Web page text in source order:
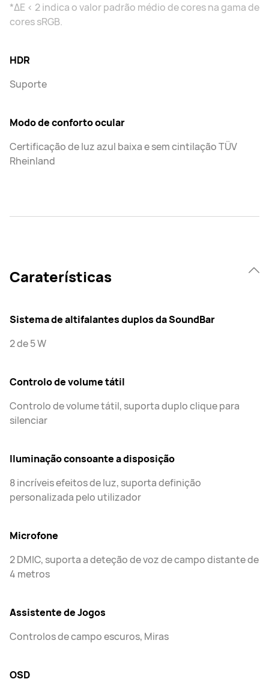
*ΔE < 2 indica o valor padrão médio de cores na gama de
cores sRGB.
HDR
Suporte
Modo de conforto ocular
Certificação de luz azul baixa e sem cintilação TÜV
Rheinland
Caraterísticas
Sistema de altifalantes duplos da SoundBar
2 de 5 W
Controlo de volume tátil
Controlo de volume tátil, suporta duplo clique para
silenciar
Iluminação consoante a disposição
8 incríveis efeitos de luz, suporta definição
personalizada pelo utilizador
Microfone
2 DMIC, suporta a deteção de voz de campo distante de
4 metros
Assistente de Jogos
Controlos de campo escuros, Miras
OSD